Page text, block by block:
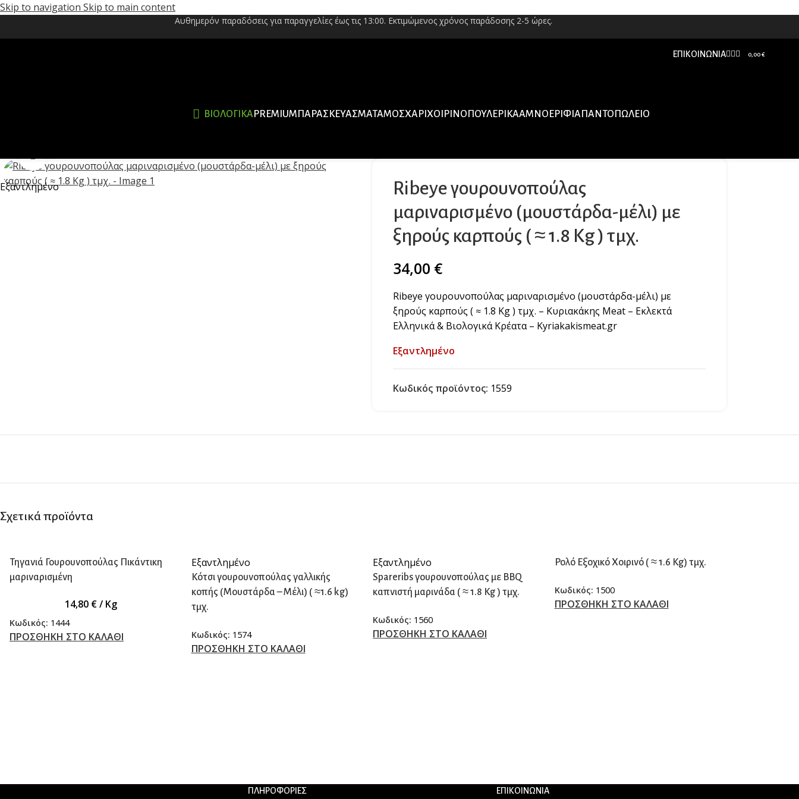
Skip to navigation Skip to main content
Αυθημερόν παραδόσεις για παραγγελίες έως τις 13:00. Εκτιμώμενος χρόνος παράδοσης 2-5 ώρες.
ΕΠΙΚΟΙΝΩΝΊΑ 0,00€
ΒΙΟΛΟΓΙΚΆ PREMIUM ΠΑΡΑΣΚΕΥΆΣΜΑΤΑΜΟΣΧΆΡΙ ΧΟΙΡΙΝΌ ΠΟΥΛΕΡΙΚΆΑΜΝΟΕΡΊΦΙΑ ΠΑΝΤΟΠΩΛΕΊΟ
Εξαντλημένο
Ribeye γουρουνοπούλας
μαριναρισμένο (μουστάρδα-μέλι) με
ξηρούς καρπούς ( ≈ 1.8 Kg ) τμχ.
34,00 €
Ribeye γουρουνοπούλας μαριναρισμένο (μουστάρδα-μέλι) με
ξηρούς καρπούς ( ≈ 1.8 Kg ) τμχ. – Κυριακάκης Meat – Εκλεκτά
Ελληνικά & Βιολογικά Κρέατα – Kyriakakismeat.gr
Εξαντλημένο
Κωδικός προϊόντος: 1559
Σχετικά προϊόντα
Τηγανιά Γουρουνοπούλας Πικάντικη
μαριναρισμένη
14,80 €/ Kg
Κωδικός: 1444
ΠΡΟΣΘΗΚΗ ΣΤΟ ΚΑΛΑΘΙ
Εξαντλημένο
Κότσι γουρουνοπούλας γαλλικής
κοπής (Μουστάρδα – Μέλι) ( ≈1.6 kg)
τμχ.
Κωδικός: 1574
ΠΡΟΣΘΗΚΗ ΣΤΟ ΚΑΛΑΘΙ
Εξαντλημένο
Spareribs γουρουνοπούλας με BBQ
καπνιστή μαρινάδα ( ≈ 1.8 Kg ) τμχ.
Κωδικός: 1560
ΠΡΟΣΘΗΚΗ ΣΤΟ ΚΑΛΑΘΙ
Ρολό Εξοχικό Χοιρινό ( ≈ 1.6 Kg) τμχ.
Κωδικός: 1500
ΠΡΟΣΘΗΚΗ ΣΤΟ ΚΑΛΑΘΙ
ΠΛΗΡΟΦΟΡΙΕΣ ΕΠΙΚΟΙΝΩΝΙΑ